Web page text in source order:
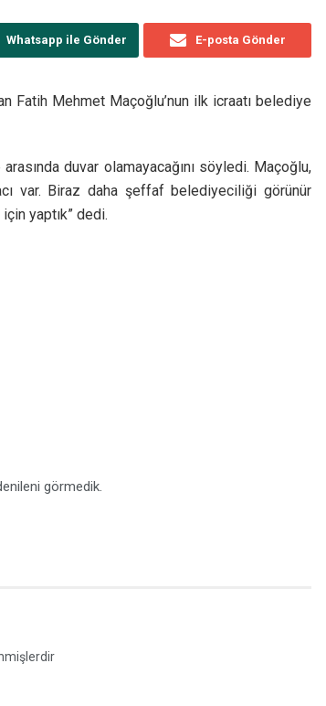
Whatsapp ile Gönder E-posta Gönder
Fatih Mehmet Maçoğlu’nun ilk icraatı belediye
duvar olamayacağını söyledi. Maçoğlu,
var. Biraz daha şeffaf belediyeciliği görünür
yaptık” dedi.
görmedik.